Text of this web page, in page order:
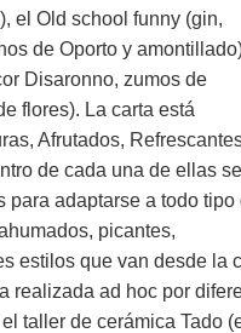
el Old school funny (gin,
de Oporto y
Disaronno, zumos de
flores). La carta está
Afrutados,
de cada una de ellas se
para adaptarse a todo tipo
picantes,
estilos que van desde la
realizada ad hoc por
taller de cerámica Tado